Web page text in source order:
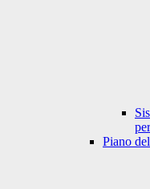
Piano